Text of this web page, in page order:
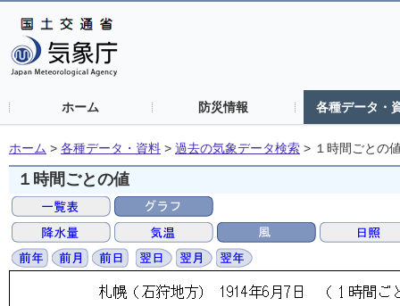
ホーム 防災情報 各種データ・
ホーム > 各種データ・資料 > 過去の気象データ検索 > １時間ごとの
１時間ごとの値